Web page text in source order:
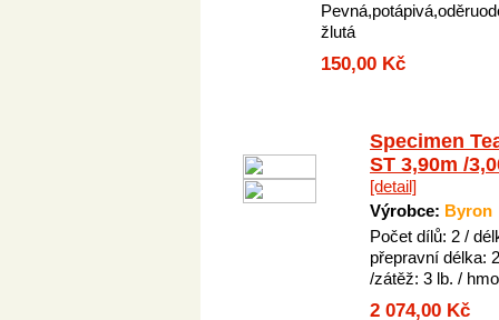
žlutá
150,00 Kč
Specimen
ST 3,90m /
[detail]
Výrobce: Byron
Počet dílů: 2 /
přepravní délka:
/zátěž: 3 lb. /
2 074,00 Kč